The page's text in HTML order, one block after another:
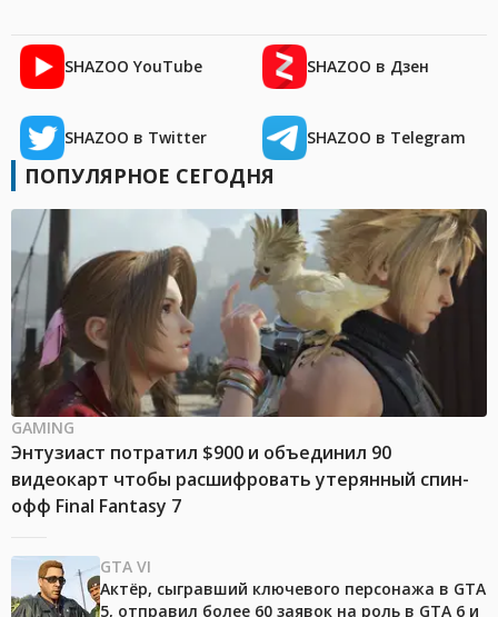
SHAZOO YouTube SHAZOO в Дзен
SHAZOO в Twitter SHAZOO в Telegram
ПОПУЛЯРНОЕ СЕГОДНЯ
GAMING
Энтузиаст потратил $900 и объединил 90
видеокарт чтобы расшифровать утерянный спин-
офф Final Fantasy 7
GTA VI
Актёр, сыгравший ключевого персонажа в GTA
5, отправил более 60 заявок на роль в GTA 6 и